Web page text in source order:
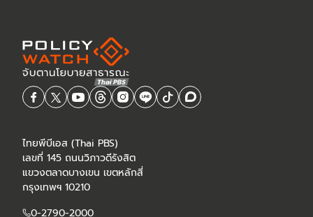
ไทยพีบีเอส (Thai PBS)
เลขที่ 145 ถนนวิภาวดีรังสิต
แขวงตลาดบางเขน เขตหลักสี่
กรุงเทพฯ 10210
0-2790-2000